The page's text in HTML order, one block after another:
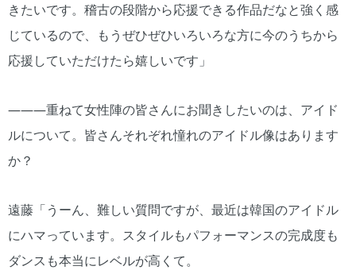
きたいです。稽古の段階から応援できる作品だなと強く感
じているので、もうぜひぜひいろいろな方に今のうちから
応援していただけたら嬉しいです」
―――重ねて女性陣の皆さんにお聞きしたいのは、アイド
ルについて。皆さんそれぞれ憧れのアイドル像はあります
か？
遠藤「うーん、難しい質問ですが、最近は韓国のアイドル
にハマっています。スタイルもパフォーマンスの完成度も
ダンスも本当にレベルが高くて。